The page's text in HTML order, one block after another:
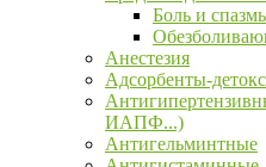
Боль и
Анестезия
Адсорбенты-
ИАПФ...)
Антигельминтные